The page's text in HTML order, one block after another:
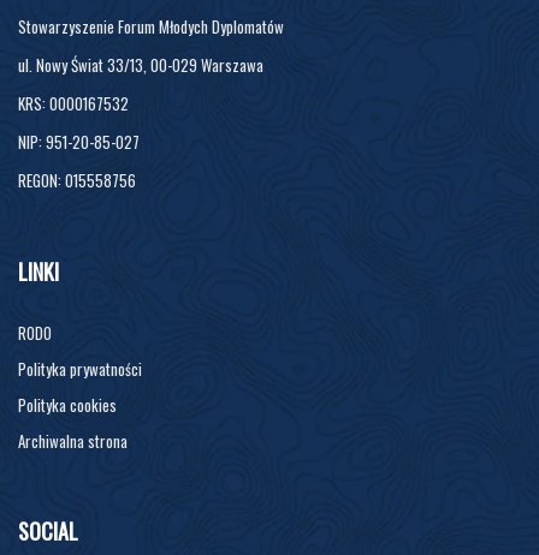
Stowarzyszenie Forum Młodych Dyplomatów
ul. Nowy Świat 33/13, 00-029 Warszawa
KRS: 0000167532
NIP: 951-20-85-027
REGON: 015558756
LINKI
RODO
Polityka prywatności
Polityka cookies
Archiwalna strona
SOCIAL